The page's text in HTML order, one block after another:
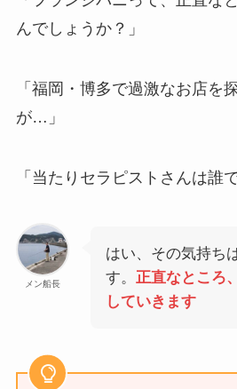
んでしょうか？」
「福岡・博多で過激なお店を
が…」
「当たりセラピストさんは誰
メン船長
はい、その気持ち
す。 正直なところ
していきます